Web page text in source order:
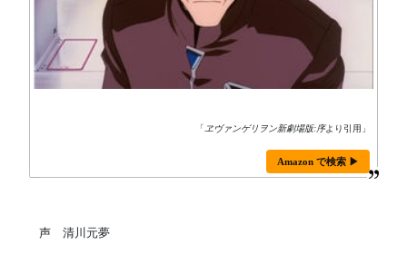
「 ヱヴァンゲリヲン新劇場版:序より引用」
Amazon で検索 ▶
声 清川元夢